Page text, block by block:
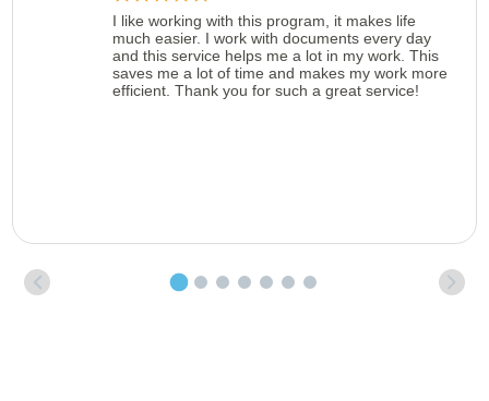
I like working with this program, it makes life
much easier. I work with documents every day
and this service helps me a lot in my work. This
saves me a lot of time and makes my work more
efficient. Thank you for such a great service!